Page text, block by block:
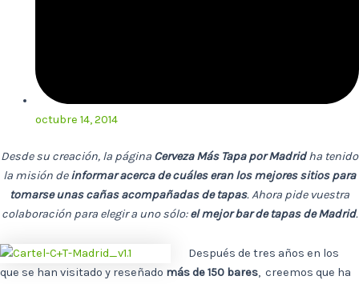
octubre 14, 2014
Desde su creación, la página Cerveza Más Tapa por Madridha tenido
la misión deinformar acerca de cuáles eran los mejores sitios para
tomarse unas cañas acompañadas de tapas. Ahora pide vuestra
colaboración para elegir a uno sólo:el mejor bar de tapas de Madrid.
Después de tres años en los
que se han visitado y reseñado más de 150 bares, creemos que ha